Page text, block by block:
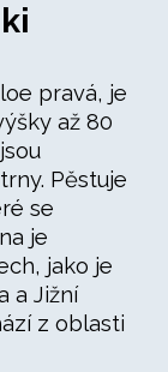
pravá, je
až 80
Pěstuje
se
je
jako je
a Jižní
z oblasti